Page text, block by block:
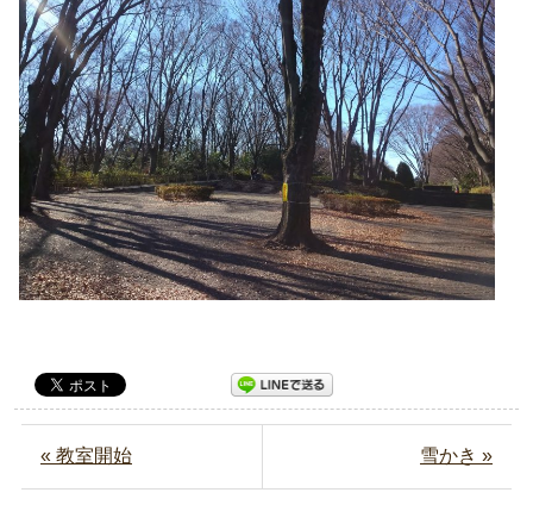
« 教室開始 雪かき »